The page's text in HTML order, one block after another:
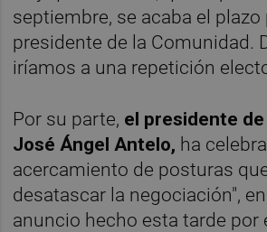
septiembre, se acaba el plazo
presidente de la Comunidad.
iríamos a una repetición
Por su parte, el presidente
José Ángel Antelo, ha
acercamiento de posturas
desatascar la negociación",
anuncio hecho esta tarde por